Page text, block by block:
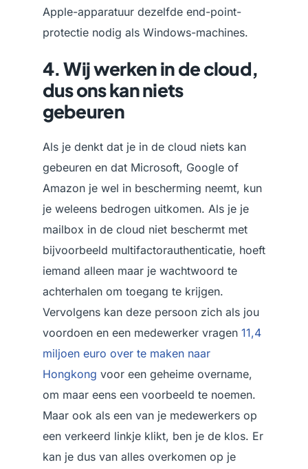
Apple-apparatuur dezelfde end-point-
protectie nodig als Windows-machines.
4. Wij werken in de cloud,
dus ons kan niets
gebeuren
Als je denkt dat je in de cloud niets kan
gebeuren en dat Microsoft, Google of
Amazon je wel in bescherming neemt, kun
je weleens bedrogen uitkomen. Als je je
mailbox in de cloud niet beschermt met
bijvoorbeeld multifactorauthenticatie, hoeft
iemand alleen maar je wachtwoord te
achterhalen om toegang te krijgen.
Vervolgens kan deze persoon zich als jou
voordoen en een medewerker vragen 11,4
miljoen euro over te maken naar
Hongkong voor een geheime overname,
om maar eens een voorbeeld te noemen.
Maar ook als een van je medewerkers op
een verkeerd linkje klikt, ben je de klos. Er
kan je dus van alles overkomen op je